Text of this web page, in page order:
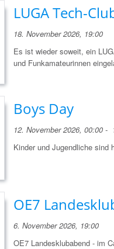
LUGA Tech-
18. November 2026, 19:00
Es ist wieder soweit, ein
und Funkamateurinnen
Boys Day
12. November 2026, 00:00 -
Kinder und Jugendliche sind
OE7
6. November 2026, 19:00
OE7 Landesklubabend - im